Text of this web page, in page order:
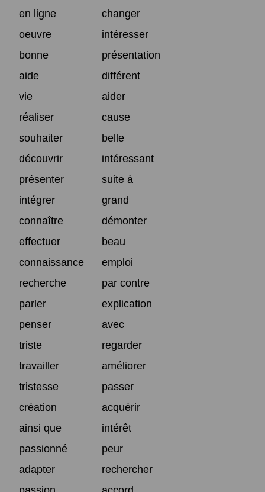
en ligne
changer
oeuvre
intéresser
bonne
présentation
aide
différent
vie
aider
réaliser
cause
souhaiter
belle
découvrir
intéressant
présenter
suite à
intégrer
grand
connaître
démonter
effectuer
beau
connaissance
emploi
recherche
par contre
parler
explication
penser
avec
triste
regarder
travailler
améliorer
tristesse
passer
création
acquérir
ainsi que
intérêt
passionné
peur
adapter
rechercher